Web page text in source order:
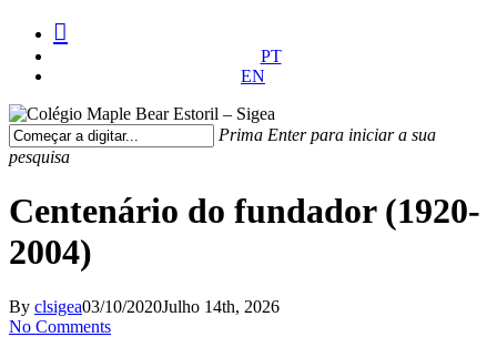
facebook
instagram
medium
PT
EN
Prima Enter para iniciar a sua
pesquisa
Pesquisa
Centenário do fundador (1920-
2004)
By clsigea03/10/2020Julho 14th, 2026
No Comments